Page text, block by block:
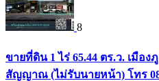
8
ขายที่ดิน 1 ไร่ 65.44 ตร.ว. เมือง
สัญญาณ (ไม่รับนายหน้า) โทร